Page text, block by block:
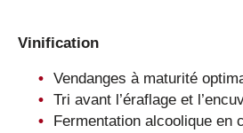
Vinification
Vendanges à maturité
Tri avant l’éraflage et
Fermentation alcoolique en